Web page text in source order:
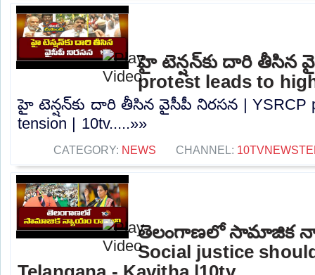
హై టెన్షన్‌కు దారి తీసిన
protest leads to
హై టెన్షన్‌కు దారి తీసిన వైసీపీ నిరసన | YSRCP
tension | 10tv.....»»
CATEGORY: NEWS CHANNEL:
తెలంగాణలో సామాజిక
Social justice